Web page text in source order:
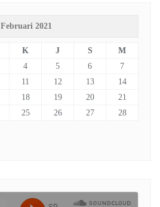
Februari 2021
K J S
M
4 5 6
7
11 12 13
14
18 19 20
21
25 26 27 28